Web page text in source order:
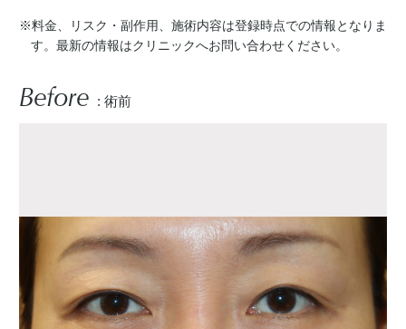
※料金、リスク・副作用、施術内容は登録時点での情報となりま
す。最新の情報はクリニックへお問い合わせください。
Before : 術前